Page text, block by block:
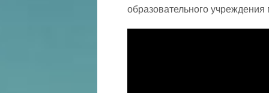
образовательного